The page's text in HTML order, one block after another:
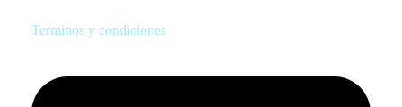
Terminos y condiciones